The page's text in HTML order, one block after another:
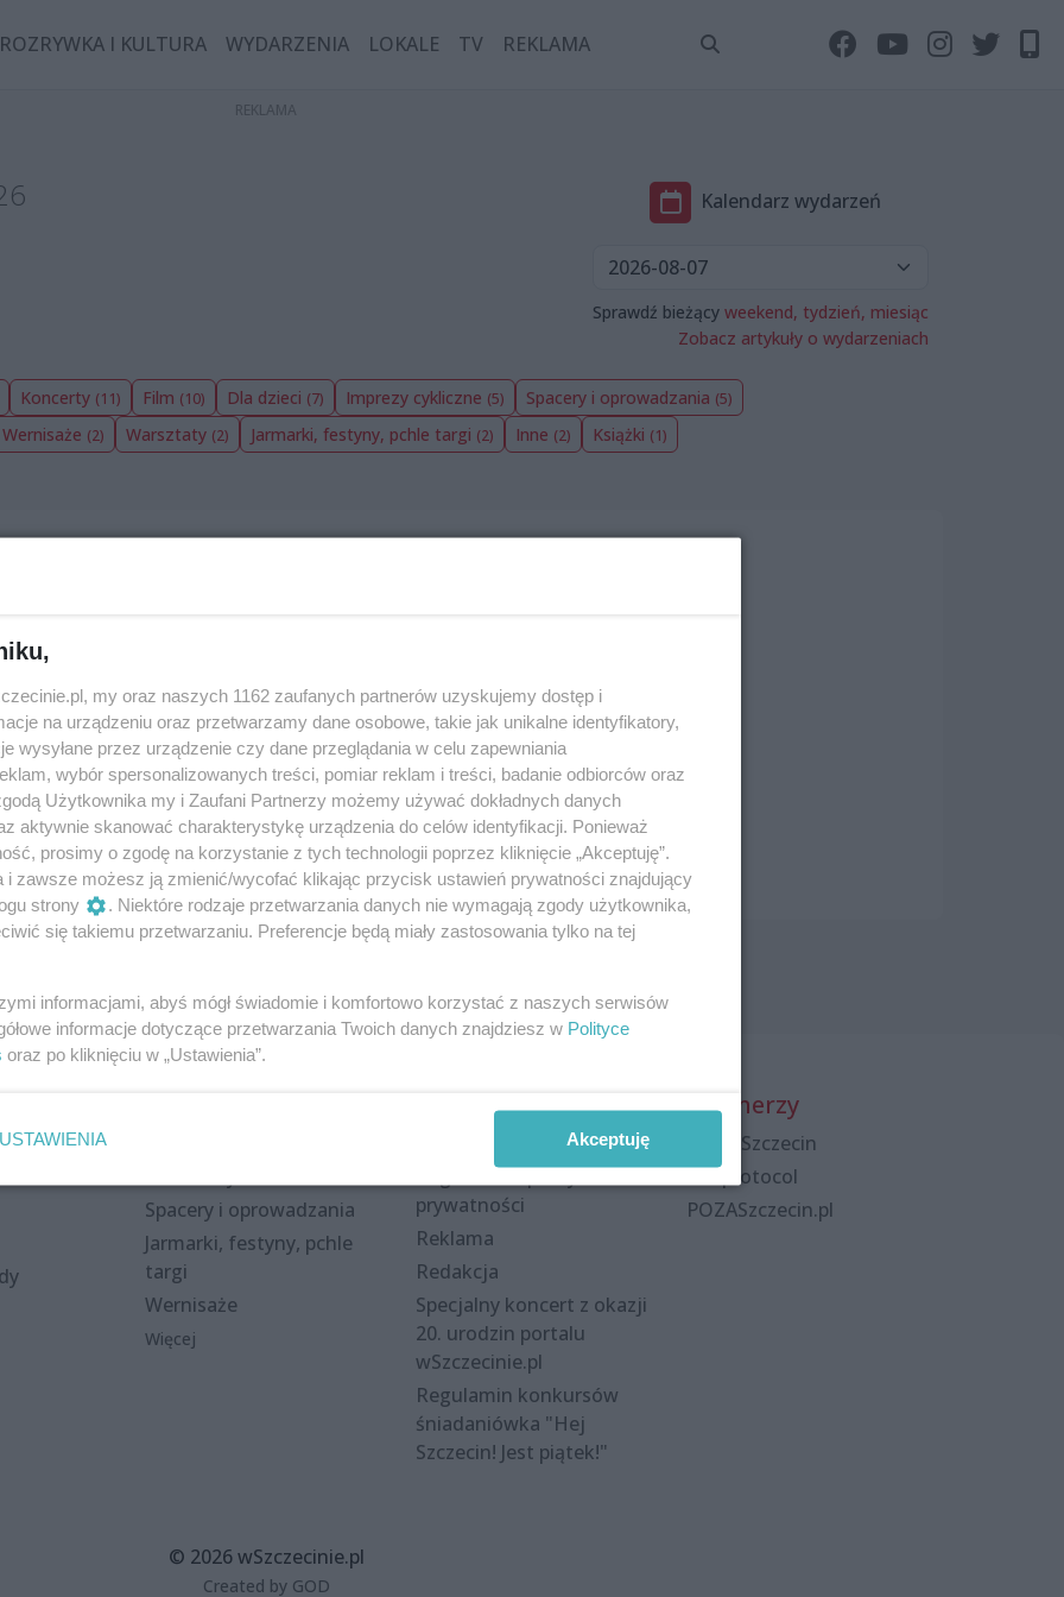
ROZRYWKA I KULTURA WYDARZENIA LOKALE TV REKLAMA
Kalendarz wydarzeń
Sprawdź bieżący weekend, tydzień, miesiąc
Zobacz artykuły o wydarzeniach
Koncerty (11) Film (10) Dla dzieci (7) Imprezy cykliczne (5) Spacery i oprowadzania (5)
Wernisaże (2) Warsztaty (2) Jarmarki, festyny, pchle targi (2) Inne (2) Książki (1)
- spróbujzmienić kategorię
Spacery i oprowadzania
Jarmarki, festyny, pchle
targi
Wernisaże
Więcej
Redakcja
Regulamin i polityka
prywatności
Reklama
Redakcja
Specjalny koncert z okazji
20. urodzin portalu
wSzczecinie.pl
Regulamin konkursów
śniadaniówka "Hej
Szczecin! Jest piątek!"
Partnerzy
Praca Szczecin
the:protocol
POZASzczecin.pl
© 2026 wSzczecinie.pl
Created by GOD
my oraz naszych 1162 zaufanych partnerów uzyskujemy dostęp i
na urządzeniu oraz przetwarzamy dane osobowe, takie jak unikalne identyfikatory,
wysyłane przez urządzenie czy dane przeglądania w celu zapewniania
wybór spersonalizowanych treści, pomiar reklam i treści, badanie odbiorców oraz
Użytkownika my i Zaufani Partnerzy możemy używać dokładnych danych
aktywnie skanować charakterystykę urządzenia do celów identyfikacji. Ponieważ
prosimy o zgodę na korzystanie z tych technologii poprzez kliknięcie „Akceptuję”.
i zawsze możesz ją zmienić/wycofać klikając przycisk ustawień prywatności znajdujący
strony
. Niektóre rodzaje przetwarzania danych nie wymagają zgody użytkownika,
się takiemu przetwarzaniu. Preferencje będą miały zastosowania tylko na tej
informacjami, abyś mógł świadomie i komfortowo korzystać z naszych serwisów
informacje dotyczące przetwarzania Twoich danych znajdziesz w Polityce
oraz po kliknięciu w „Ustawienia”.
USTAWIENIA Akceptuję